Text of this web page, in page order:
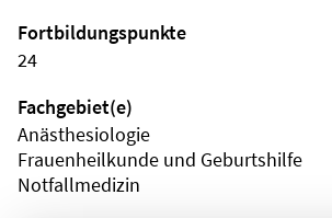
Fortbildungspunkte
24
Fachgebiet(e)
Anästhesiologie
Frauenheilkunde und Geburtshilfe
Notfallmedizin